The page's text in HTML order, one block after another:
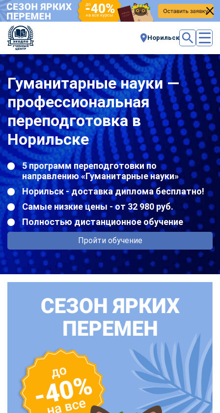
Норильск
Гуманитарные науки —
профессиональная
переподготовка в
Норильске
5 программ переподготовки по
направлению «Гуманитарные науки»
Норильск - доставка диплома бесплатно!
Самые низкие цены - от 32 980 руб.
Полностью дистанционное обучение
Пройти обучение